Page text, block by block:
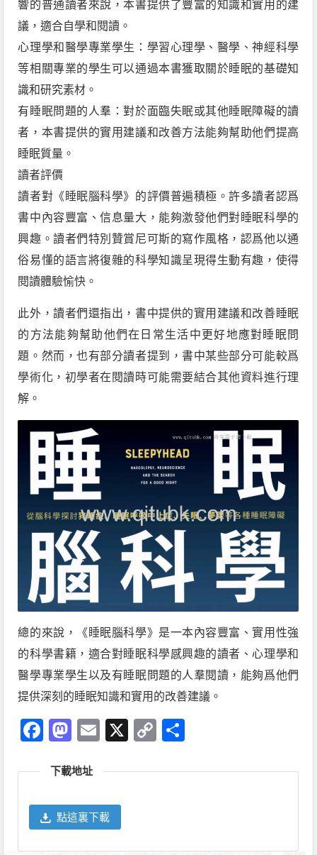
響的普通讀者來說，本書提供了豐富的知識和實用的建
議，適合自學和閱讀。
心理學和醫學專業學生：學習心理學、醫學、神經科學
等相關專業的學生可以通過本書獲取關於睡眠的基礎知
識和研究素材。
有睡眠問題的人羣：對於面臨失眠或其他睡眠障礙的讀
者，本書提供的實用建議和改善方法能夠幫助他們提高
睡眠質量。
讀者評價
讀者對《睡眠腦科學》的評價普遍積極。許多讀者認爲
書中內容豐富、信息量大，能夠激發他們對睡眠科學的
興趣。讀者們特別贊賞尼可斯的寫作風格，認爲他以通
俗易懂的語言將復雜的科學知識呈現得生動有趣，使得
閱讀體驗愉快。
此外，讀者們還指出，書中提供的實用建議和改善睡眠
的方法能夠幫助他們在日常生活中更好地應對睡眠問
題。然而，也有部分讀者提到，書中某些部分可能較爲
學術化，初學者在閱讀時可能需要結合其他資料進行理
解。
總的來說，《睡眠腦科學》是一本內容豐富、實用性強
的科學書籍，適合對睡眠科學感興趣的讀者、心理學和
醫學專業學生以及有睡眠問題的人羣閱讀，能夠爲他們
提供深刻的睡眠知識和實用的改善建議。
Facebook
Mastodon
Email
X
Copy
下載地址
點這裏下載